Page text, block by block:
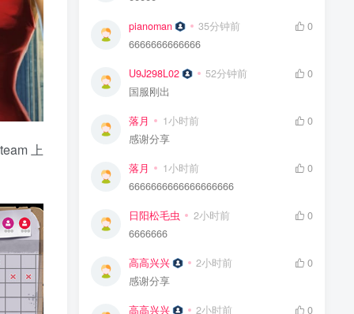
上
pianoman 35分钟前
0
6666666666666
U9J298L02 52分钟前
0
国服刚出
落月 1小时前
0
感谢分享
落月 1小时前
0
6666666666666666666
日阳松毛虫 2小时前
0
6666666
高高兴兴 2小时前
0
感谢分享
高高兴兴 2小时前
0